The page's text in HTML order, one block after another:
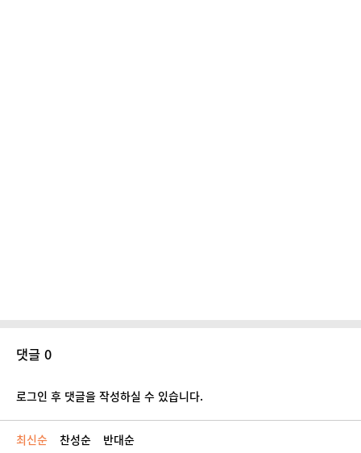
댓글 0
로그인 후 댓글을 작성하실 수 있습니다.
최신순 찬성순 반대순